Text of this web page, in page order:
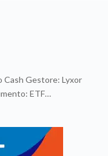
Cash Gestore: Lyxor
ETF…